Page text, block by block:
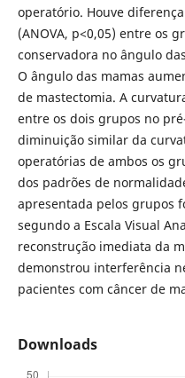
operatório. Houve
(ANOVA, p<0,05) entre os
conservadora no ângulo
O ângulo das mamas
de mastectomia. A
entre os dois grupos no
diminuição similar da
operatórias de ambos os
dos padrões de
apresentada pelos grupos
segundo a Escala Visual
reconstrução imediata da
demonstrou interferência
pacientes com câncer de
Downloads